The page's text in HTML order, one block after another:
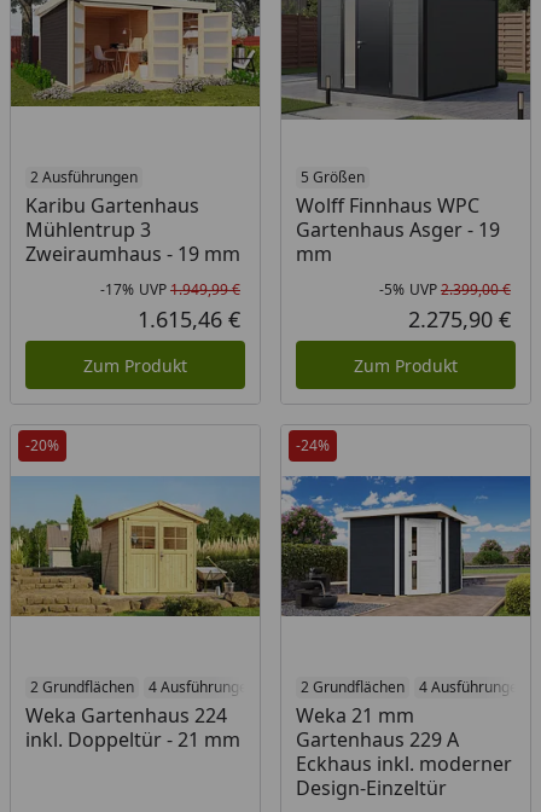
2 Ausführungen
Karibu Gartenhaus
Mühlentrup 3
Zweiraumhaus - 19 mm
Rabatt in Prozent
-17%
Ursprünglicher Preis
UVP1.949,99 €
Aktueller Preis
1.615,46 €
Zum Produkt
5 Größen
Wolff Finnhaus WPC
Gartenhaus Asger - 19
mm
-5% UVP2.399,00 €
2.275,90 €
Zum Produkt
-20%
2 Grundflächen 4 Ausführungen
Weka Gartenhaus 224
inkl. Doppeltür - 21 mm
-24%
2 Grundflächen 4 Ausführungen
Weka 21 mm
Gartenhaus 229 A
Eckhaus inkl. moderner
Design-Einzeltür